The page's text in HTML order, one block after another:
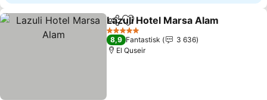
Del Legg til i favoritter
Lazuli Hotel Marsa Alam
5 Stjerner
8,9 Fantastisk
3 636
El Quseir